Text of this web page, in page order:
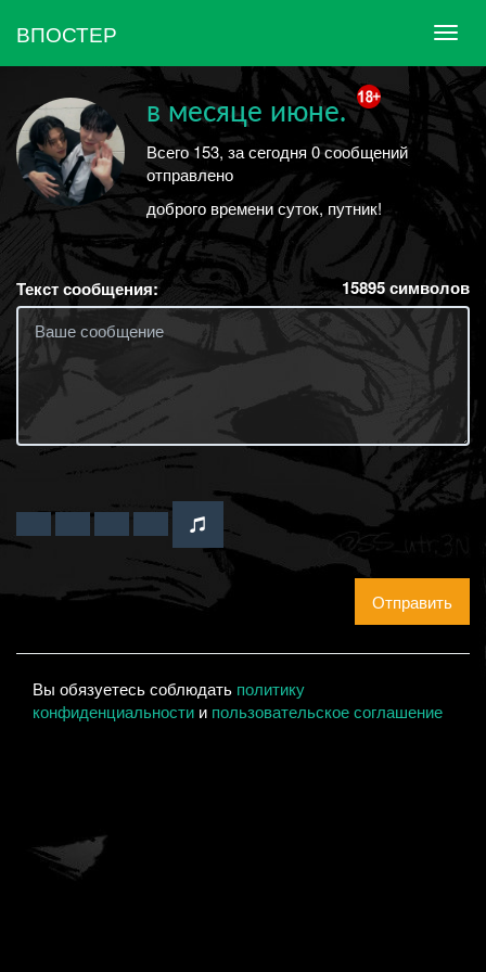
ВПОСТЕР
в месяце июне.
Всего 153, за сегодня 0 сообщений
отправлено
доброго времени суток, путник!
Текст сообщения: 15895символов
Отправить
Вы обязуетесь соблюдать политику
конфиденциальности и пользовательское соглашение